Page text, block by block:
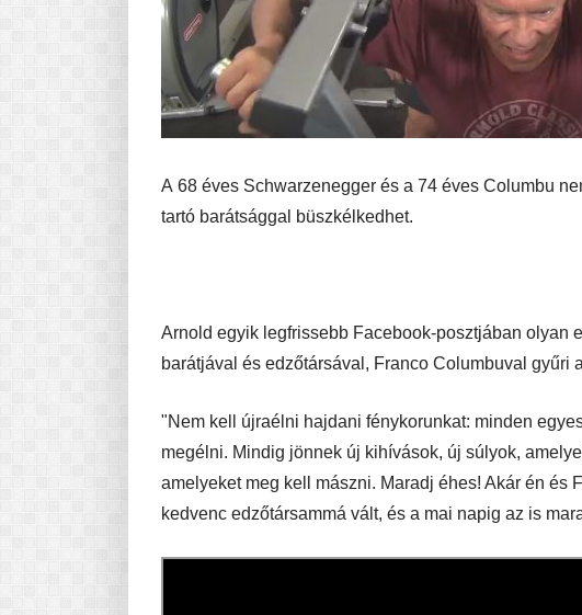
A 68 éves Schwarzenegger és a 74 éves Columbu
tartó barátsággal büszkélkedhet.
Arnold egyik legfrissebb Facebook-posztjában olyan
barátjával és edzőtársával, Franco Columbuval gyűri
"Nem kell újraélni hajdani fénykorunkat: minden
megélni. Mindig jönnek új kihívások, új súlyok,
amelyeket meg kell mászni. Maradj éhes! Akár én és
kedvenc edzőtársammá vált, és a mai napig az is